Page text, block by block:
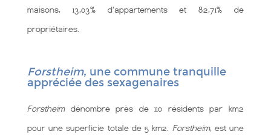
maisons, 13,03% d'appartements et 82,71% de
propriétaires.
Forstheim, une commune tranquille
appréciée des sexagenaires
Forstheimdénombre près de 110 résidents par km2
pour une superficie totale de 5 km2. Forstheim, est une